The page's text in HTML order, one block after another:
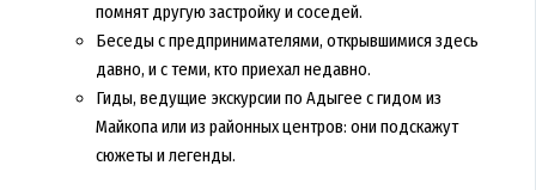
помнят другую застройку и соседей.
Беседы с предпринимателями, открывшимися здесь
давно, и с теми, кто приехал недавно.
Гиды, ведущие экскурсии по Адыгее с гидом из
Майкопа или из районных центров: они подскажут
сюжеты и легенды.